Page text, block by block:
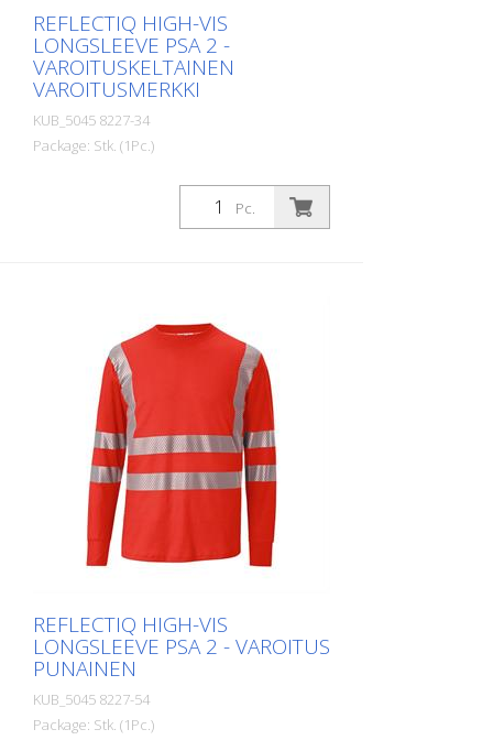
REFLECTIQ HIGH-VIS
LONGSLEEVE PSA 2 -
VAROITUSKELTAINEN
VAROITUSMERKKI
KUB_5045 8227-34
Package: Stk. (1Pc.)
Toiminto - pitkä hiha - pyöreä pääntie -
jossa segmentoidut heijastinraidat
vartalonkielessä ja hihoissa optimaalisen
polyesteriä kestävyyden vuoksi. - UV-
suojakerroin 40 standardin EN 13758
mukaisesti suojaa voimakkaalta
auringonvalolta. Koot: XS - XS - S - M - L -
XL - XXL KOKO - 3XL - 4 XL Materiaalit: -
50 % puuvillaa, 50 % polyesteriä, n. 180
g/m2. Kaikkia tuotteita ei ole tällä hetkellä
saatavilla kaikissa väreissä ja koossa. Kysy
meiltä tarvittaessa vastaavaa tuotetta.
Pc.
REFLECTIQ HIGH-VIS
LONGSLEEVE PSA 2 - VAROITUS
PUNAINEN
KUB_5045 8227-54
Package: Stk. (1Pc.)